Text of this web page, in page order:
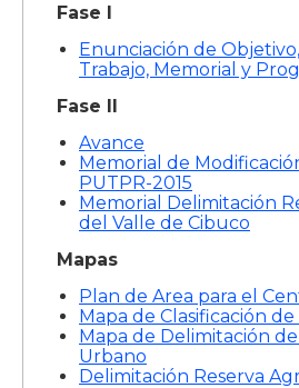
Fase I
Enunciación de
Trabajo, Memorial y
Fase II
Avance
Memorial de
PUTPR-2015
Memorial Delimitación
del Valle de Cibuco
Mapas
Plan de Area para el
Mapa de Clasificación
Mapa de Delimitación
Urbano
Delimitación Reserva